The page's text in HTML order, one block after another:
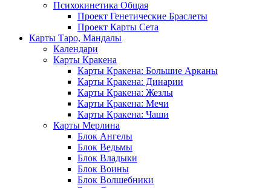
Психокинетика Общая
Проект Генетические Браслеты
Проект Карты Сета
Карты Таро, Мандалы
Календари
Карты Кракена
Карты Кракена: Большие Арканы
Карты Кракена: Динарии
Карты Кракена: Жезлы
Карты Кракена: Мечи
Карты Кракена: Чаши
Карты Мерлина
Блок Ангелы
Блок Ведьмы
Блок Владыки
Блок Воины
Блок Волшебники